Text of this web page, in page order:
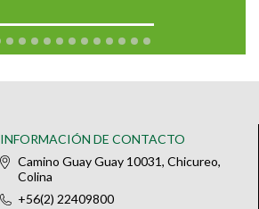
INFORMACIÓN DE CONTACTO
Camino Guay Guay 10031, Chicureo,
Colina
+56(2) 22409800